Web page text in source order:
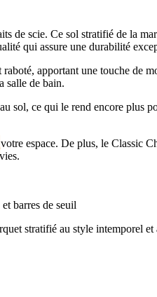
de scie. Ce sol stratifié de la
qui assure une durabilité
raboté, apportant une touche de
salle de bain.
sol, ce qui le rend encore plus
espace. De plus, le Classic
barres de seuil
stratifié au style intemporel